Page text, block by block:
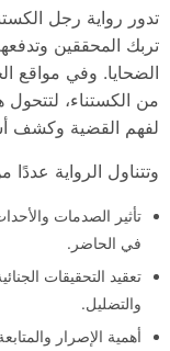
تدور رواية رجل
تربك المحققين
الضحايا. وفي مواقع
من الكستناء،
لفهم القضية وكشف
وتتناول الرواية عددًا
تأثير الصدمات
في الحاضر.
تعقيد التحقيقات
والتضليل.
أهمية الإصرار